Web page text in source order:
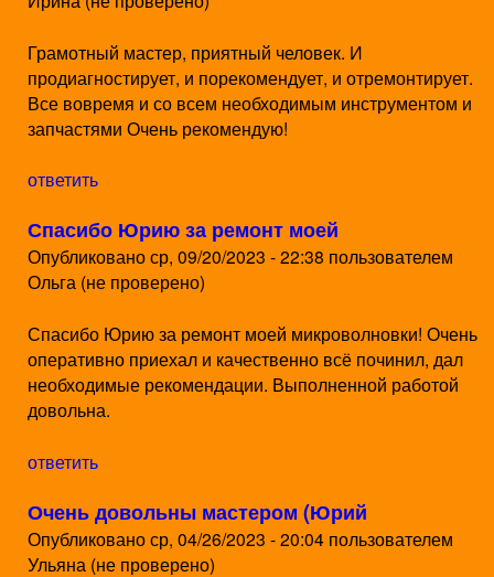
Грамотный мастер, приятный человек. И
продиагностирует, и порекомендует, и отремонтирует.
Все вовремя и со всем необходимым инструментом и
запчастями Очень рекомендую!
ответить
Спасибо Юрию за ремонт моей
Опубликованоср, 09/20/2023 - 22:38 пользователем
Ольга (не проверено)
Спасибо Юрию за ремонт моей микроволновки! Очень
оперативно приехал и качественно всё починил, дал
необходимые рекомендации. Выполненной работой
довольна.
ответить
Очень довольны мастером (Юрий
Опубликованоср, 04/26/2023 - 20:04 пользователем
Ульяна (не проверено)